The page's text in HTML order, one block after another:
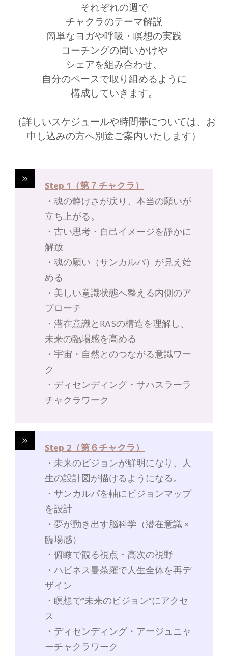
それぞれの週で
チャクラのテーマ解説
簡単なヨガや呼吸・瞑想の実践
コーチングの問いかけや
シェアを組み合わせ、
自分のペースで取り組めるように
構成していきます。
（詳しいスケジュールや時間帯については、お
申し込みの方へ別途ご案内いたします）
Step 1（第７チャクラ）
・魂の静けさが戻り、本当の願いが
立ち上がる。
・古い思考・自己イメージを静かに
解放
・魂の願い（サンカルパ）が見え始
める
・美しい意識状態へ整える内側のア
プローチ
・潜在意識とRASの構造を理解し、
未来の臨場感を高める
・宇宙・自然とのつながる意識ワー
ク
・ディセンディング・サハスラーラ
チャクラワーク
Step 2（第６チャクラ）
・未来のビジョンが鮮明になり、人
生の設計図が描けるようになる。
・サンカルパを軸にビジョンマップ
を設計
・夢が動き出す脳科学（潜在意識 ×
臨場感）
・俯瞰で観る視点・高次の視野
・ハピネス曼荼羅で人生全体を再デ
ザイン
・瞑想で“未来のビジョン”にアクセ
ス
・ディセンディング・アージュニャ
ーチャクラワーク